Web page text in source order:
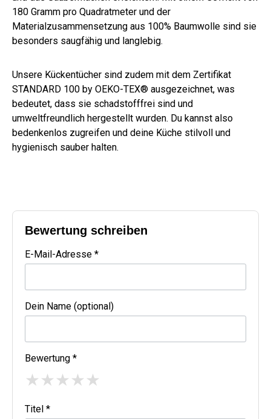
180 Gramm pro Quadratmeter und der
Materialzusammensetzung aus 100% Baumwolle sind sie
besonders saugfähig und langlebig.
Unsere Kückentücher sind zudem mit dem Zertifikat
STANDARD 100 by OEKO-TEX® ausgezeichnet, was
bedeutet, dass sie schadstofffrei sind und
umweltfreundlich hergestellt wurden. Du kannst also
bedenkenlos zugreifen und deine Küche stilvoll und
hygienisch sauber halten.
Bewertung schreiben
E-Mail-Adresse *
Dein Name (optional)
Bewertung *
★★★★★
Titel *